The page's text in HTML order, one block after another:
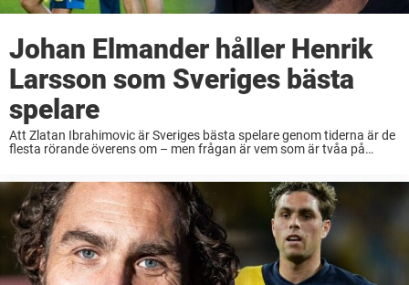
Johan Elmander håller Henrik
Larsson som Sveriges bästa
spelare
Att Zlatan Ibrahimovic är Sveriges bästa spelare genom tiderna är de
flesta rörande överens om – men frågan är vem som är tvåa på